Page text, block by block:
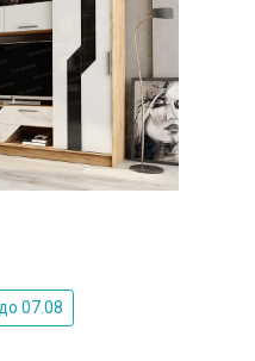
07.08